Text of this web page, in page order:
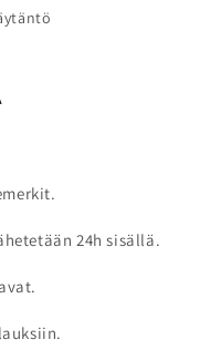
24h sisällä.